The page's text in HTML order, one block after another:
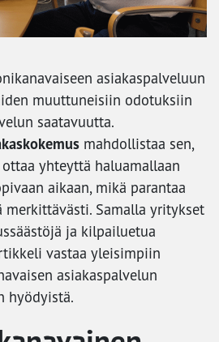
asiakaspalveluun
muuttuneisiin odotuksiin
saatavuutta.
mahdollistaa sen,
yhteyttä haluamallaan
aikaan, mikä parantaa
merkittävästi. Samalla yritykset
ja kilpailuetua
vastaa yleisimpiin
asiakaspalvelun
hyödyistä.